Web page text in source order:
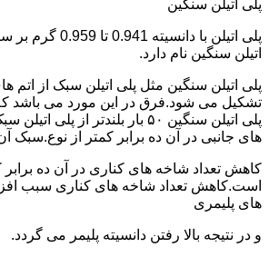
پلی اتیلن سنگین
پلی اتیلن با
اتیلن سنگین نام دارد.
پلی اتیلن سنگین مثل پلی اتیلن سبک از اتم
تشکیل می شود.فرق در این مورد می باشد
پلی اتیلن سنگین ۵۰ بار بلندتر
های جانبی در آن ده برابر کمتر از نوع.سبک
کاهش تعداد شاخه های کناری در آن ده
است.کاهش تعداد شاخه های کناری سبب
های پلیمری
و در نتیجه بالا رفتن دانسیته پلیمر می گردد.